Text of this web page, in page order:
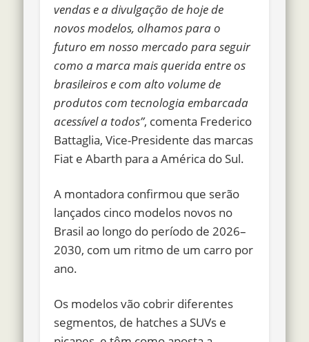
vendas e a divulgação de hoje de
novos modelos, olhamos para o
futuro em nosso mercado para seguir
como a marca mais querida entre os
brasileiros e com alto volume de
produtos com tecnologia embarcada
acessível a todos”, comenta Frederico
Battaglia, Vice-Presidente das marcas
Fiat e Abarth para a América do Sul.
A montadora confirmou que serão
lançados cinco modelos novos no
Brasil ao longo do período de 2026–
2030, com um ritmo de um carro por
ano.
Os modelos vão cobrir diferentes
segmentos, de hatches a SUVs e